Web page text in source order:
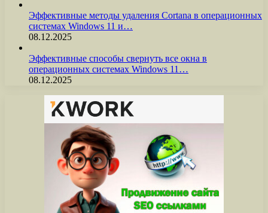
Эффективные методы удаления Cortana в операционных
системах Windows 11 и…
08.12.2025
Эффективные способы свернуть все окна в
операционных системах Windows 11…
08.12.2025